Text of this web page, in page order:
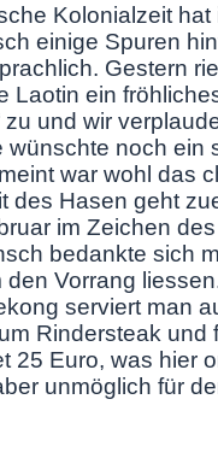
Kolonialzeit hat
einige Spuren
Gestern
Laotin ein
zu und wir
wünschte noch ein
war wohl das
des Hasen geht
im Zeichen
bedankte sich
Vorrang
serviert man
Rindersteak und
25 Euro, was hier
unmöglich für